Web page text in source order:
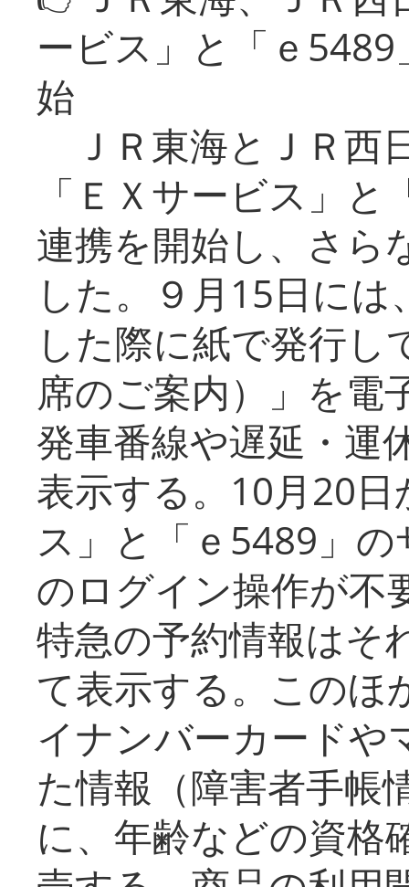
ービス」と「ｅ
始
ＪＲ東海とＪＲ西
「ＥＸサービス」
連携を開始し、さら
した。９月15日に
した際に紙で発行し
席のご案内）」を電
発車番線や遅延・運
表示する。10月20
ス」と「ｅ5489」
のログイン操作が不
特急の予約情報はそ
て表示する。このほ
イナンバーカードや
た情報（障害者手帳
に、年齢などの資格